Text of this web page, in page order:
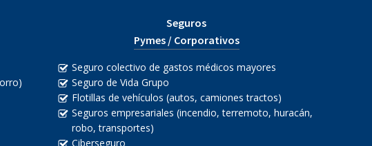
Seguros
Pymes / Corporativos
Seguro colectivo de gastos médicos mayores
Seguro de Vida Grupo
Flotillas de vehículos (autos, camiones tractos)
Seguros empresariales (incendio, terremoto, huracán,
robo, transportes)
Ciberseguro